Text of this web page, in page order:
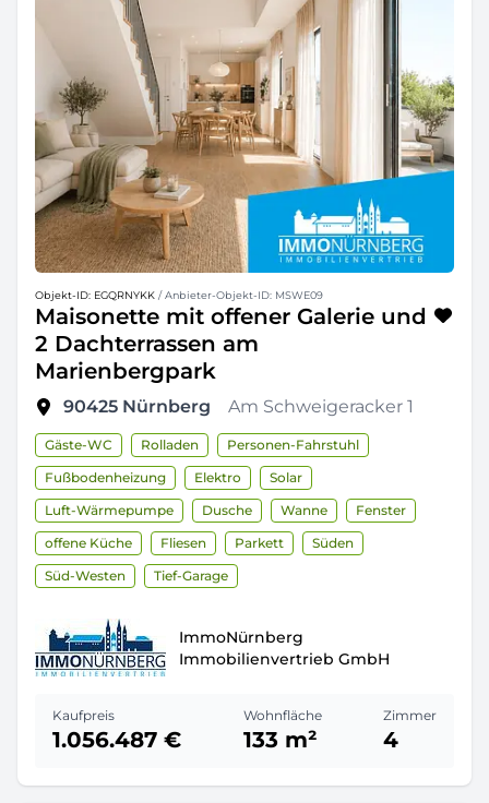
Objekt-ID: EGQRNYKK / Anbieter-Objekt-ID: MSWE09
Maisonette mit offener Galerie und
2 Dachterrassen am
Marienbergpark
90425 Nürnberg Am Schweigeracker 1
Gäste-WC Rolladen
Personen-Fahrstuhl
Fußbodenheizung
Elektro
Solar
Luft-Wärmepumpe
Dusche Wanne
Fenster
offene Küche
Fliesen Parkett
Süden
Süd-Westen
Tief-Garage
ImmoNürnberg
Immobilienvertrieb GmbH
Kaufpreis
1.056.487 €
Wohnfläche
133 m²
Zimmer
4